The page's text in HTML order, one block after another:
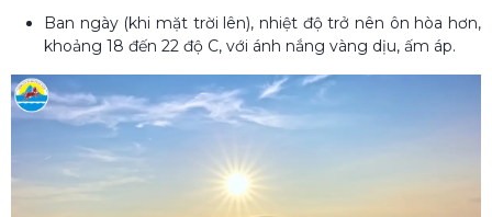
Ban ngày (khi mặt trời lên), nhiệt độ trở nên ôn hòa hơn,
khoảng 18 đến 22 độ C, với ánh nắng vàng dịu, ấm áp.